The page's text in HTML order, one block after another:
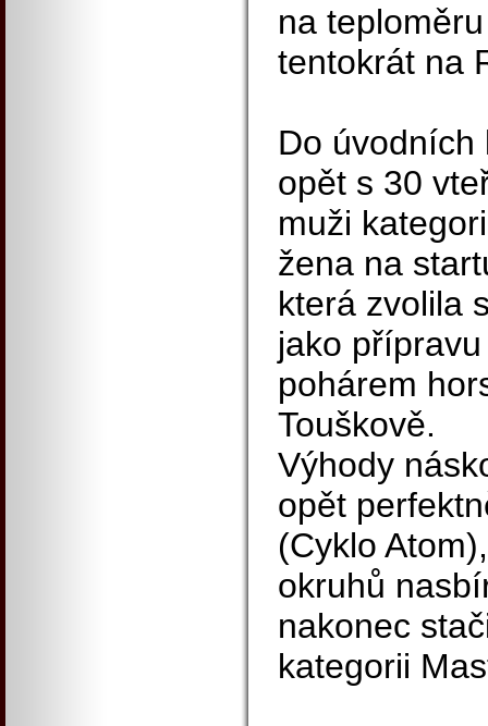
na
tentokrát na
Do úvodních
opět s 30
muži
žena na
která zvolila
jako
pohárem
Touškově.
Výhody
opět
(Cyklo
okruhů
nakonec
kategorii